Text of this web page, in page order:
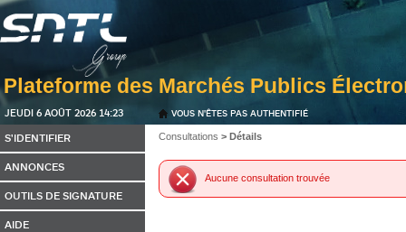
JEUDI 6 AOÛT 2026 14:23 VOUS N'ÊTES PAS AUTHENTIFIÉ
S'IDENTIFIER
ANNONCES
OUTILS DE SIGNATURE
AIDE
Consultations > Détails
Aucune consultation trouvée